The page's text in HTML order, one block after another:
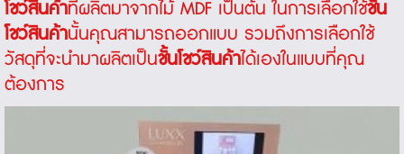
โชว์สินค้าที่ผลิตมาจากไม้ MDF เป็นต้น ในการเลือกใช้ชั้น
โชว์สินค้านั้นคุณสามารถออกแบบ รวมถึงการเลือกใช้
วัสดุที่จะนำมาผลิตเป็นชั้นโชว์สินค้าได้เองในแบบที่คุณ
ต้องการ